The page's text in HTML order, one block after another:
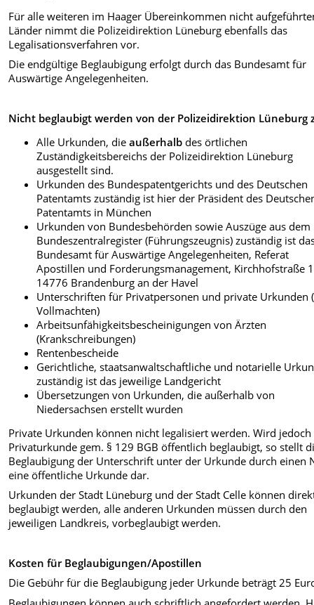
Für alle weiteren im Haager Übereinkommen nicht
Länder nimmt die Polizeidirektion Lüneburg ebenfalls das
Legalisationsverfahren vor.
Die endgültige Beglaubigung erfolgt durch das Bundesamt für
Auswärtige Angelegenheiten.
Nicht beglaubigt werden von der Polizeidirektion Lüneburg
Alle Urkunden, dieaußerhalb des örtlichen
Zuständigkeitsbereichs der Polizeidirektion Lüneburg
ausgestellt sind.
Urkunden des Bundespatentgerichts und des Deutschen
Patentamts zuständig ist hier der Präsident des
Patentamts in München
Urkunden von Bundesbehörden sowie Auszüge aus dem
Bundeszentralregister (Führungszeugnis) zuständig ist
Bundesamt für Auswärtige Angelegenheiten, Referat
Apostillen und Forderungsmanagement, Kirchhofstraße
14776 Brandenburg an der Havel
Unterschriften für Privatpersonen und private Urkunden
Vollmachten)
Arbeitsunfähigkeitsbescheinigungen von Ärzten
(Krankschreibungen)
Rentenbescheide
Gerichtliche, staatsanwaltschaftliche und notarielle
zuständig ist das jeweilige Landgericht
Übersetzungen von Urkunden, die außerhalb von
Niedersachsen erstellt wurden
Private Urkunden können nicht legalisiert werden. Wird jedoch
Privaturkunde gem. § 129 BGB öffentlich beglaubigt, so stellt
Beglaubigung der Unterschrift unter der Urkunde durch einen
eine öffentliche Urkunde dar.
Urkunden der Stadt Lüneburg und der Stadt Celle können
beglaubigt werden, alle anderen Urkunden müssen durch den
jeweiligen Landkreis, vorbeglaubigt werden.
Kosten für Beglaubigungen/Apostillen
Die Gebühr für die Beglaubigung jeder Urkunde beträgt 25